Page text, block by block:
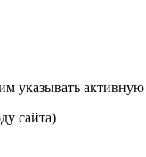
указывать
сайта)